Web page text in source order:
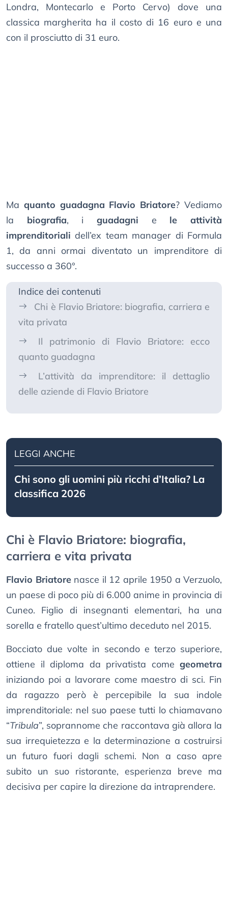
Londra, Montecarlo e Porto Cervo) dove una
classica margherita ha il costo di 16 euro e una
con il prosciutto di 31 euro.
Ma quanto guadagna Flavio Briatore? Vediamo
la biografia, iguadagni e le attività
imprenditoriali dell’ex team manager di Formula
1, da anni ormai diventato un imprenditore di
successo a 360°.
Indice dei contenuti
Chi è Flavio Briatore: biografia, carriera e
vita privata
Il patrimonio di Flavio Briatore: ecco
quanto guadagna
L’attività da imprenditore: il dettaglio
delle aziende di Flavio Briatore
LEGGI ANCHE
Chi sono gli uomini più ricchi d’Italia? La
classifica 2026
Chi è Flavio Briatore: biografia,
carriera e vita privata
Flavio Briatorenasce il 12 aprile 1950 a Verzuolo,
un paese di poco più di 6.000 anime in provincia di
Cuneo. Figlio di insegnanti elementari, ha una
sorella e fratello quest’ultimo deceduto nel 2015.
Bocciato due volte in secondo e terzo superiore,
ottiene il diploma da privatista come geometra
iniziando poi a lavorare come maestro di sci. Fin
da ragazzo però è percepibile la sua indole
imprenditoriale: nel suo paese tutti lo chiamavano
“Tribula”, soprannome che raccontava già allora la
sua irrequietezza e la determinazione a costruirsi
un futuro fuori dagli schemi. Non a caso apre
subito un suo ristorante, esperienza breve ma
decisiva per capire la direzione da intraprendere.